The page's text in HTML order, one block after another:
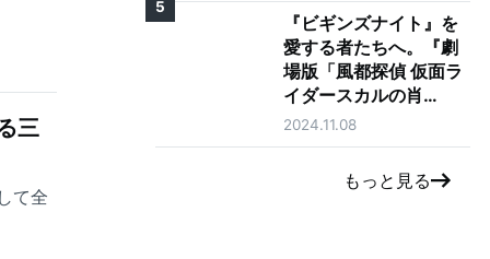
三
て全
徹底考察
5
『ビギンズナイト』を
愛する者たちへ。『劇
場版「風都探偵 仮面ラ
イダースカルの肖
像」』レビュー
2024.11.08
もっと見る